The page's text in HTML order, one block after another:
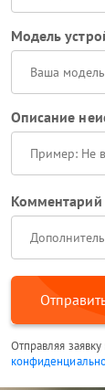
Модель
Описание
Комментарий
Отправляя